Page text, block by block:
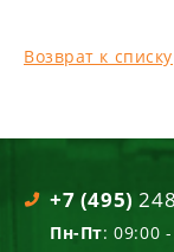
Возврат к списку
+7 (495)
Пн-Пт: 09:00